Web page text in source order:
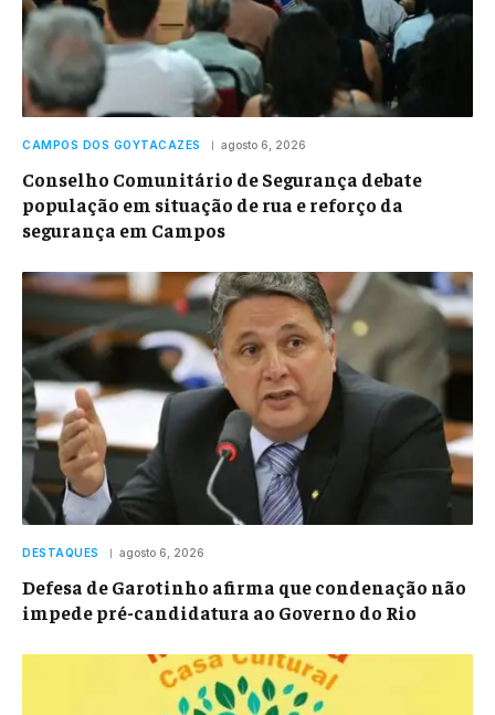
CAMPOS DOS GOYTACAZES agosto 6, 2026
Conselho Comunitário de Segurança debate
população em situação de rua e reforço da
segurança em Campos
DESTAQUES agosto 6, 2026
Defesa de Garotinho afirma que condenação não
impede pré-candidatura ao Governo do Rio